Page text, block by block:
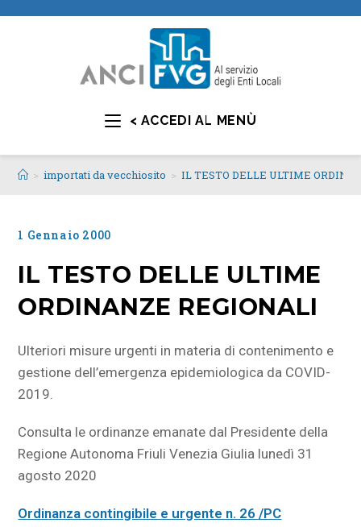
< ACCEDI AL MENÙ
> importati da vecchiosito > IL TESTO DELLE ULTIME
1 Gennaio 2000
IL TESTO DELLE ULTIME
ORDINANZE REGIONALI
Ulteriori misure urgenti in materia di contenimento e
gestione dell’emergenza epidemiologica da COVID-
2019.
Consulta le ordinanze emanate dal Presidente della
Regione Autonoma Friuli Venezia Giulia lunedì 31
agosto 2020
Ordinanza contingibile e urgente n. 26 /PC